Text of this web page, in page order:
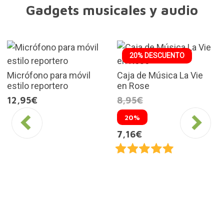
Gadgets musicales y audio
Micrófono para móvil
estilo reportero
12,95€
20% DESCUENTO
Caja de Música La Vie
en Rose
8,95€
20%
7,16€